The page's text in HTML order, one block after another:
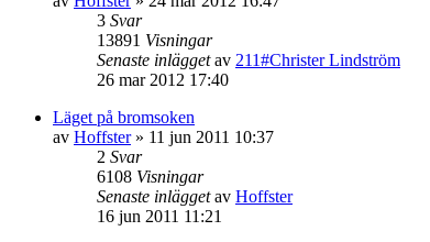
3 Svar
13891 Visningar
Senaste inläggetav 211#Christer Lindström
26 mar 2012 17:40
Läget på bromsoken
av Hoffster» 11 jun 2011 10:37
2 Svar
6108 Visningar
Senaste inläggetav Hoffster
16 jun 2011 11:21